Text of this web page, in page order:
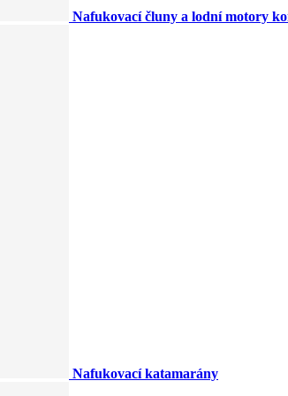
Nafukovací čluny a lodní motory
Nafukovací katamarány